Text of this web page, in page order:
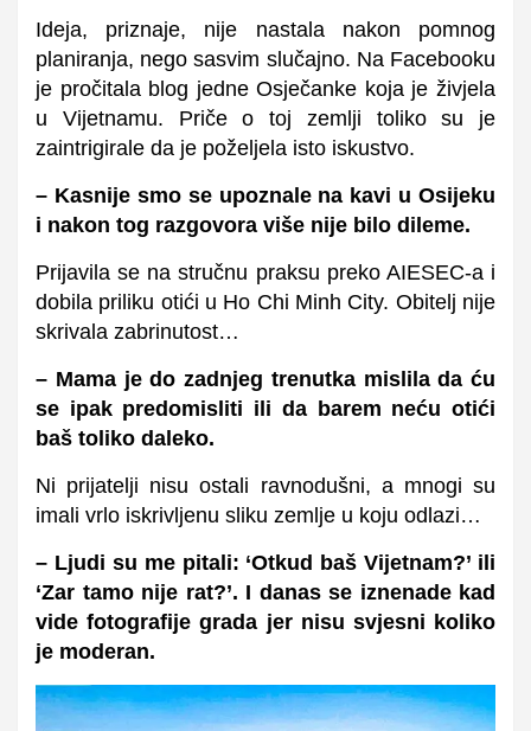
Ideja, priznaje, nije nastala nakon pomnog
planiranja, nego sasvim slučajno. Na Facebooku
je pročitala blog jedne Osječanke koja je živjela
u Vijetnamu. Priče o toj zemlji toliko su je
zaintrigirale da je poželjela isto iskustvo.
– Kasnije smo se upoznale na kavi u Osijeku
i nakon tog razgovora više nije bilo dileme.
Prijavila se na stručnu praksu preko AIESEC-a i
dobila priliku otići u Ho Chi Minh City. Obitelj nije
skrivala zabrinutost…
– Mama je do zadnjeg trenutka mislila da ću
se ipak predomisliti ili da barem neću otići
baš toliko daleko.
Ni prijatelji nisu ostali ravnodušni, a mnogi su
imali vrlo iskrivljenu sliku zemlje u koju odlazi…
– Ljudi su me pitali: ‘Otkud baš Vijetnam?’ ili
‘Zar tamo nije rat?’. I danas se iznenade kad
vide fotografije grada jer nisu svjesni koliko
je moderan.